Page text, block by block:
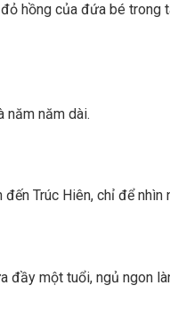
hồng của đứa bé trong
năm năm dài.
đến Trúc Hiên, chỉ để nhìn
đầy một tuổi, ngủ ngon